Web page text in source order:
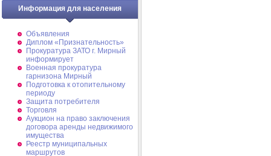
Информация для населения
Объявления
Диплом «Признательность»
Прокуратура ЗАТО г. Мирный
информирует
Военная прокуратура
гарнизона Мирный
Подготовка к отопительному
периоду
Защита потребителя
Торговля
Аукцион на право заключения
договора аренды недвижимого
имущества
Реестр муниципальных
маршрутов